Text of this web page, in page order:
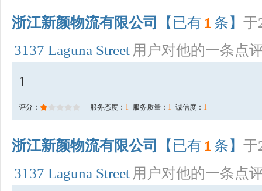
浙江新颜物流有限公司 【已有 1 条】 于
3137 Laguna Street 用户对他的一条点
1
评分： 服务态度： 1 服务质量： 1 诚信度： 1
浙江新颜物流有限公司 【已有 1 条】 于
3137 Laguna Street 用户对他的一条点